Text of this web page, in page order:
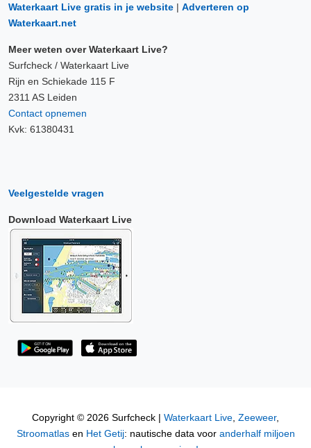
Waterkaart Live gratis in je website | Adverteren op
Waterkaart.net
Meer weten over Waterkaart Live?
Surfcheck / Waterkaart Live
Rijn en Schiekade 115 F
2311 AS Leiden
Contact opnemen
Kvk: 61380431
Veelgestelde vragen
Download Waterkaart Live
Copyright © 2026 Surfcheck | Waterkaart Live, Zeeweer,
Stroomatlasen Het Getij: nautische data voor anderhalf miljoen